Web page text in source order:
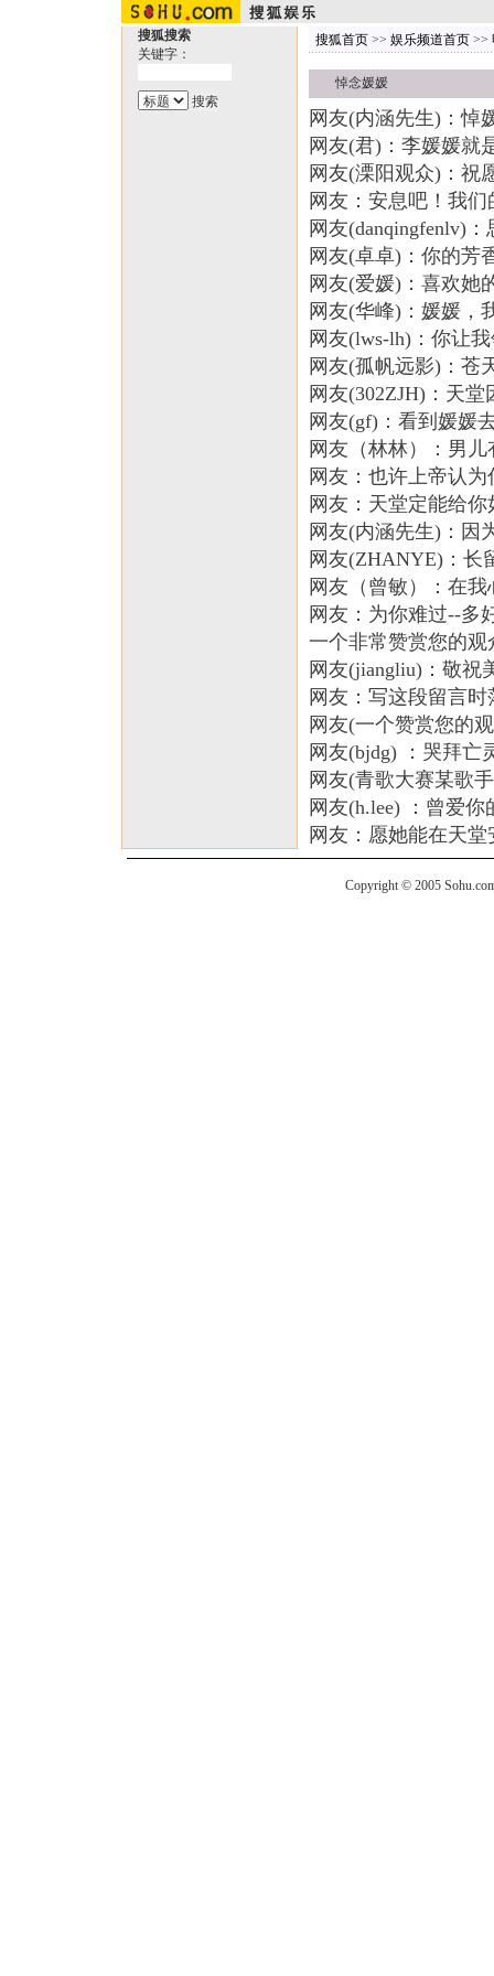
搜狐搜索
关键字：
搜狐首页 >> 娱乐频道首页 >>
悼念媛媛
网友(内涵先生)：悼
网友(君)：李媛媛就
网友(溧阳观众)：祝
网友：安息吧！我们
网友(danqingfenlv)
网友(卓卓)：你的芳
网友(爱媛)：喜欢她
网友(华峰)：媛媛，
网友(lws-lh)：你让
网友(孤帆远影)：苍
网友(302ZJH)：天
网友(gf)：看到媛媛
网友（林林）：男
网友：也许上帝认
网友：天堂定能给
网友(内涵先生)：因
网友(ZHANYE)：长
网友（曾敏）：在
网友：为你难过--多
一个非常赞赏您的
网友(jiangliu)：敬祝
网友：写这段留言
网友(一个赞赏您的
网友(bjdg) ：哭拜亡
网友(青歌大赛某歌
网友(h.lee) ：曾爱
网友：愿她能在天
Copyright © 2005